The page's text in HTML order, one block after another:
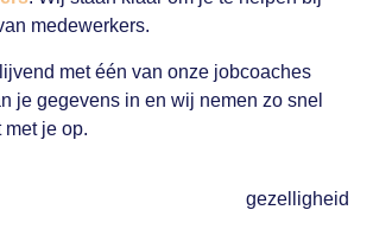
medewerkers.
met één van onze jobcoaches
je gegevens in en wij nemen zo snel
je op.